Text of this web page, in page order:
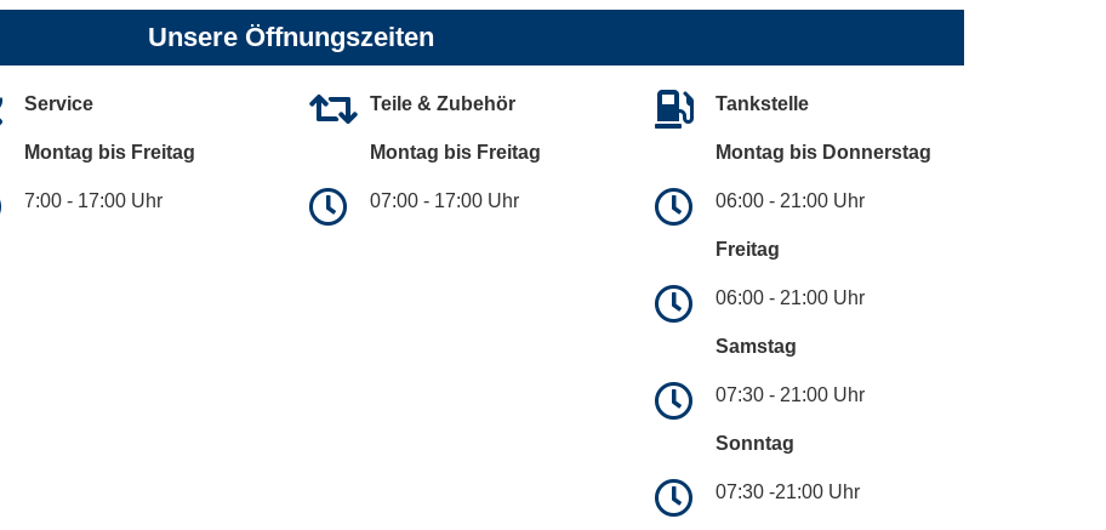
Unsere Öffnungszeiten
Service
Montag bis Freitag
7:00 - 17:00 Uhr
Teile & Zubehör
Montag bis Freitag
07:00 - 17:00 Uhr
Tankstelle
Montag bis Donnerstag
06:00 - 21:00 Uhr
Freitag
06:00 - 21:00 Uhr
Samstag
07:30 - 21:00 Uhr
Sonntag
07:30 -21:00 Uhr